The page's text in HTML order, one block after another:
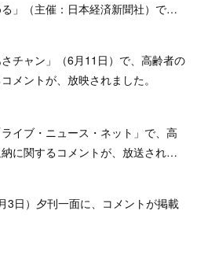
」（主催：日本経済新聞社）で…
チャン」（6月11日）で、高齢者の
メントが、放映されました。
イブ・ニュース・ネット」で、高
に関するコメントが、放送され…
3日）夕刊一面に、コメントが掲載